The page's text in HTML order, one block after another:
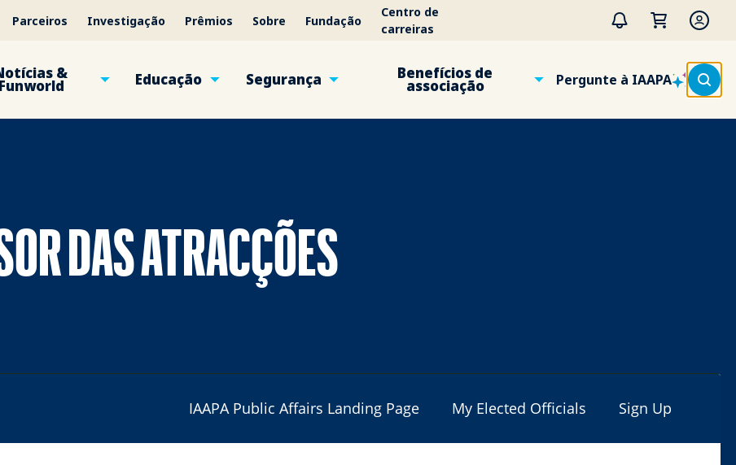
Parceiros Investigação Prêmios Sobre Fundação
Centro de
carreiras
&
Funworld Educação Segurança Benefícios de
associação Pergunte à IAAPA
DAS ATRACÇÕES